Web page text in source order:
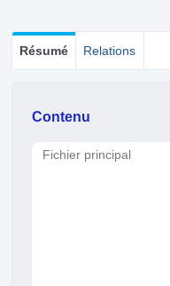
Résumé Relations
Contenu
Fichier principal